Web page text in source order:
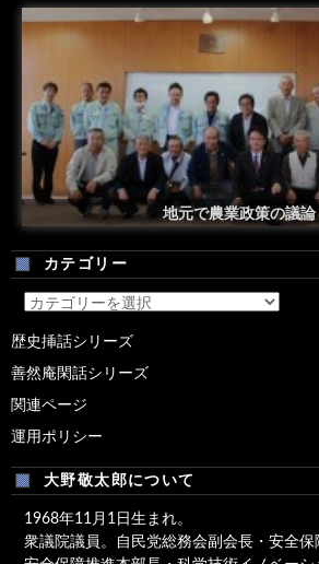
安倍総理米国議会演説後の
地元で農業政策の議論
カテゴリー
カ
テ
リ
ー
歴史挿話シリーズ
善然庵閑話シリーズ
関連ページ
運用ポリシー
大野敬太郎について
1968年11月1日生まれ。
衆議院議員。自民党総務会副会長・安全